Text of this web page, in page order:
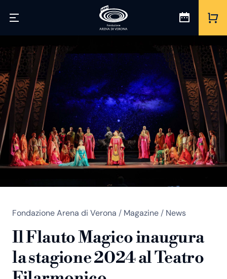
Fondazione Arena di Verona / Magazine / News
Il Flauto Magico inaugura
la stagione 2024 al Teatro